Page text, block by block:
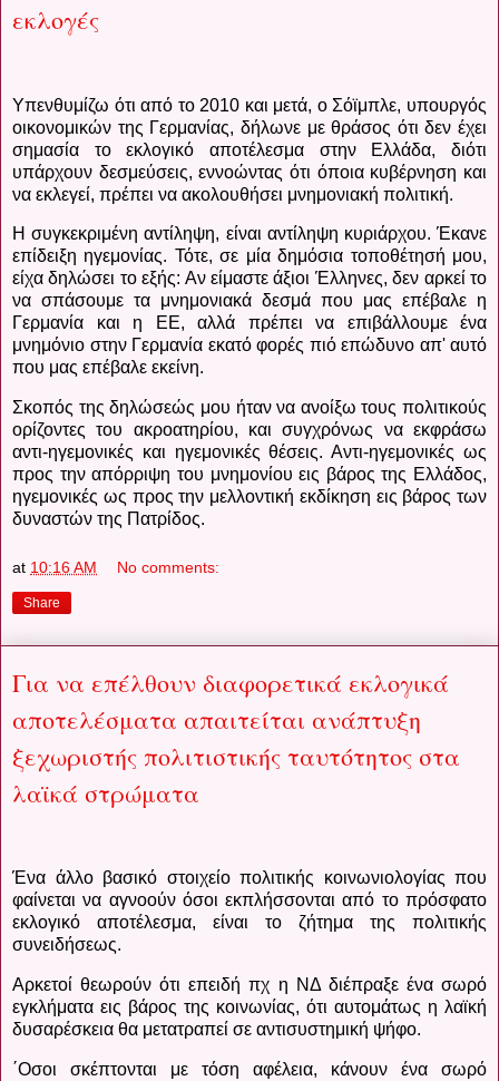
εκλογές
Υπενθυμίζω ότι από το 2010 και μετά, ο Σόϊμπλε, υπουργός
οικονομικών της Γερμανίας, δήλωνε με θράσος ότι δεν έχει
σημασία το εκλογικό αποτέλεσμα στην Ελλάδα, διότι
υπάρχουν δεσμεύσεις, εννοώντας ότι όποια κυβέρνηση και
να εκλεγεί, πρέπει να ακολουθήσει μνημονιακή πολιτική.
Η συγκεκριμένη αντίληψη, είναι αντίληψη κυριάρχου. Έκανε
επίδειξη ηγεμονίας. Τότε, σε μία δημόσια τοποθέτησή μου,
είχα δηλώσει το εξής: Αν είμαστε άξιοι Έλληνες, δεν αρκεί το
να σπάσουμε τα μνημονιακά δεσμά που μας επέβαλε η
Γερμανία και η ΕΕ, αλλά πρέπει να επιβάλλουμε ένα
μνημόνιο στην Γερμανία εκατό φορές πιό επώδυνο απ' αυτό
που μας επέβαλε εκείνη.
Σκοπός της δηλώσεώς μου ήταν να ανοίξω τους πολιτικούς
ορίζοντες του ακροατηρίου, και συγχρόνως να εκφράσω
αντι-ηγεμονικές και ηγεμονικές θέσεις. Αντι-ηγεμονικές ως
προς την απόρριψη του μνημονίου εις βάρος της Ελλάδος,
ηγεμονικές ως προς την μελλοντική εκδίκηση εις βάρος των
δυναστών της Πατρίδος.
at 10:16 AM No comments:
Share
Για να επέλθουν διαφορετικά εκλογικά
αποτελέσματα απαιτείται ανάπτυξη
ξεχωριστής πολιτιστικής ταυτότητος στα
λαϊκά στρώματα
Ένα άλλο βασικό στοιχείο πολιτικής κοινωνιολογίας που
φαίνεται να αγνοούν όσοι εκπλήσσονται από το πρόσφατο
εκλογικό αποτέλεσμα, είναι το ζήτημα της πολιτικής
συνειδήσεως.
Αρκετοί θεωρούν ότι επειδή πχ η ΝΔ διέπραξε ένα σωρό
εγκλήματα εις βάρος της κοινωνίας, ότι αυτομάτως η λαϊκή
δυσαρέσκεια θα μετατραπεί σε αντισυστημική ψήφο.
΄Οσοι σκέπτονται με τόση αφέλεια, κάνουν ένα σωρό